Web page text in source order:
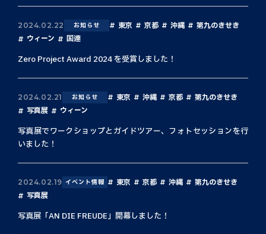
2024.02.22 お知らせ 東京 京都 沖縄
第九のきせき
ウィーン
国連
Zero Project Award 2024 を受賞しました！
2024.02.21 お知らせ 東京 沖縄 京都
第九のきせき
写真展
ウィーン
写真展でワークショップとガイドツアー、フォトセッションを行
いました！
2024.02.19 イベント情報 東京 京都 沖縄
第九のきせき
写真展
写真展「AN DIE FREUDE」開幕しました！